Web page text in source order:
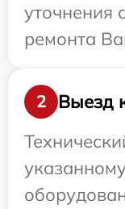
уточнения
ремонта
2
Выезд